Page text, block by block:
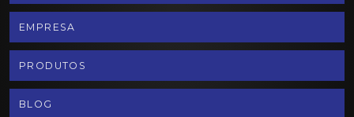
EMPRESA
PRODUTOS
BLOG